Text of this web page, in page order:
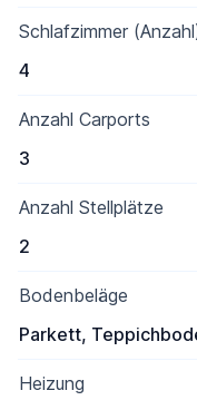
Schlafzimmer
4
Anzahl Carports
3
Anzahl Stellplätze
2
Bodenbeläge
Parkett,
Heizung